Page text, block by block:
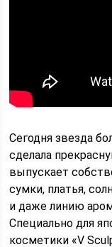
Сегодня звезда
сделала
выпускает
сумки, платья,
и даже линию
Специально для
косметики «V